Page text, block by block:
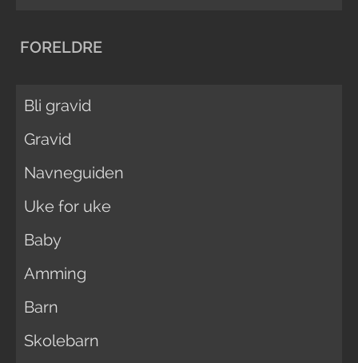
FORELDRE
Bli gravid
Gravid
Navneguiden
Uke for uke
Baby
Amming
Barn
Skolebarn